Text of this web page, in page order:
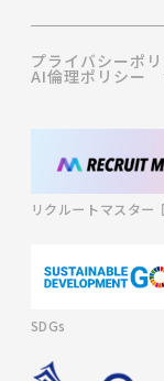
プライバシーポ
AI倫理ポリシー
リクルートマスター
SDGs